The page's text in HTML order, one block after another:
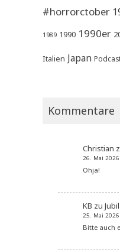
#horrorctober
1989 1990 1990er
Italien Japan
Kommentare
Christian
26. Mai 2026
Ohja!
KB zu
25. Mai 2026
Bitte auch